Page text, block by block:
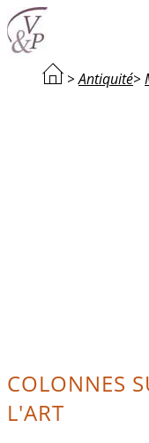
>Antiquité>
COLONNES
L'ART